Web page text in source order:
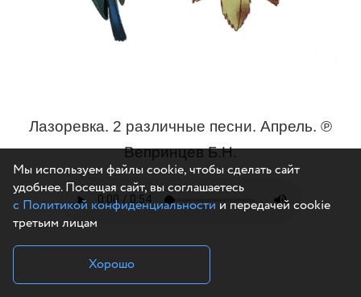
Лазоревка. 2 различные песни. Апрель. ℗
Вепринцев Б.Н.
Мы используем файлы cookie, чтобы сделать сайт
удобнее. Посещая сайт, вы соглашаетесь
с Политикой конфиденциальности и передачей cookie
третьим лицам
Хорошо